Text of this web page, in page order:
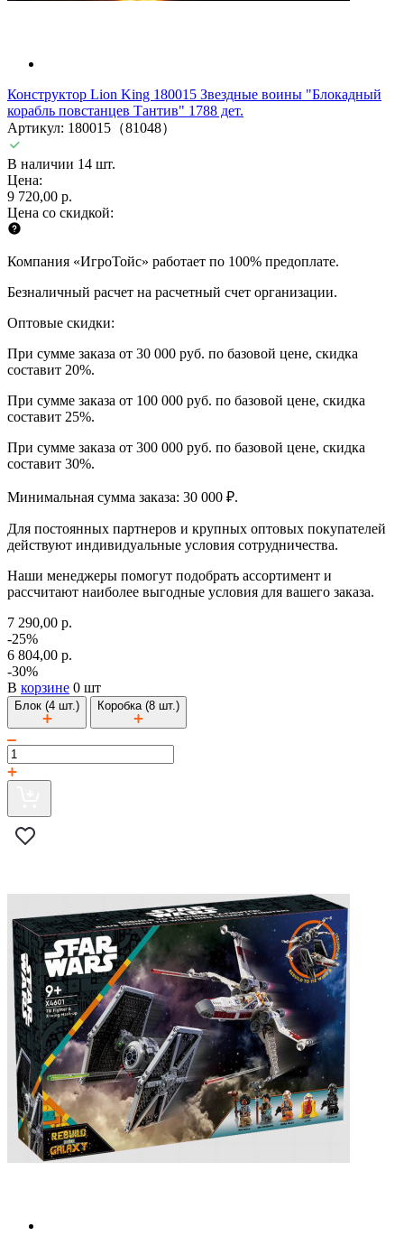
Конструктор Lion King 180015 Звездные воины "Блокадный
корабль повстанцев Тантив" 1788 дет.
Артикул: 180015（81048）
В наличии 14 шт.
Цена:
9 720,00 р.
Цена со скидкой:
Компания «ИгроТойс» работает по 100% предоплате.
Безналичный расчет на расчетный счет организации.
Оптовые скидки:
При сумме заказа от 30 000 руб. по базовой цене, скидка
составит 20%.
При сумме заказа от 100 000 руб. по базовой цене, скидка
составит 25%.
При сумме заказа от 300 000 руб. по базовой цене, скидка
составит 30%.
Минимальная сумма заказа: 30 000 ₽.
Для постоянных партнеров и крупных оптовых покупателей
действуют индивидуальные условия сотрудничества.
Наши менеджеры помогут подобрать ассортимент и
рассчитают наиболее выгодные условия для вашего заказа.
7 290,00 р.
-25%
6 804,00 р.
-30%
В корзине 0 шт
Блок (4 шт.) Коробка (8 шт.)